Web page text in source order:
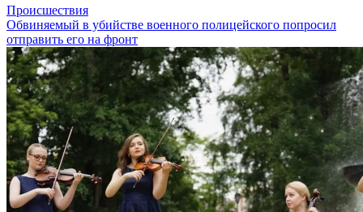
Происшествия
Обвиняемый в убийстве военного полицейского попросил
отправить его на фронт